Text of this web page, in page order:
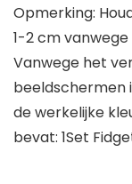
Opmerking:
1-2 cm
Vanwege het
beeldschermen
de werkelijke
bevat: 1Set